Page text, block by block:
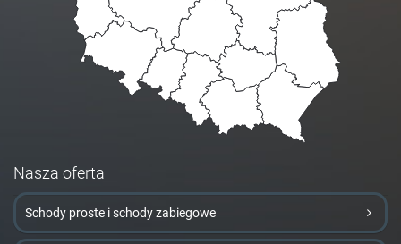
Nasza oferta
Schody proste i schody zabiegowe